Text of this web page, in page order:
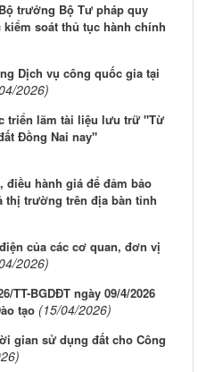
trưởng Bộ Tư pháp quy
soát thủ tục hành chính
Dịch vụ công quốc gia tại
2026)
triển lãm tài liệu lưu trữ "Từ
Đồng Nai nay"
điều hành giá để đảm bảo
thị trường trên địa bàn tỉnh
của các cơ quan, đơn vị
2026)
TT-BGDĐT ngày 09/4/2026
tạo (15/04/2026)
gian sử dụng đất cho Công